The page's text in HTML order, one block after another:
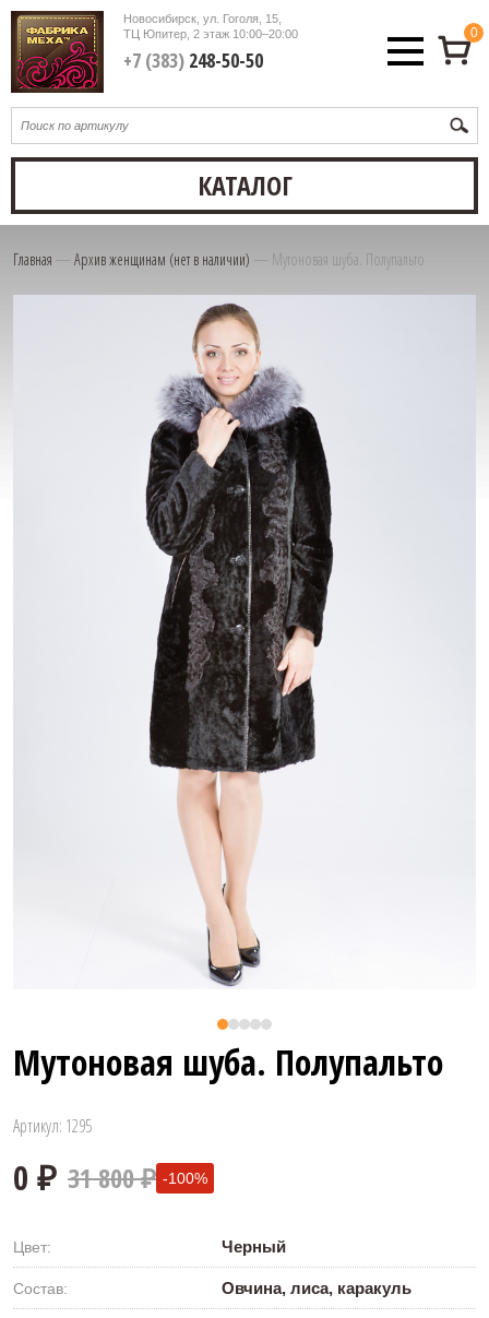
Новосибирск, ул. Гоголя, 15,
ТЦ Юпитер, 2 этаж10:00–20:00
+7 (383)248-50-50
0
КАТАЛОГ
Главная — Архив женщинам (нет в наличии) — Мутоновая шуба. Полупальто
Мутоновая шуба. Полупальто
Артикул: 1295
31 800 ₽ -100%
Цвет: Черный
Состав: Овчина, лиса, каракуль